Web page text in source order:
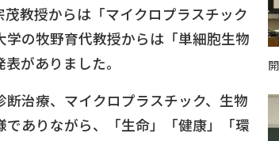
教授からは「マイクロプラスチック
の牧野育代教授からは「単細胞生物
がありました。
治療、マイクロプラスチック、生物
ありながら、「生命」「健康」「環